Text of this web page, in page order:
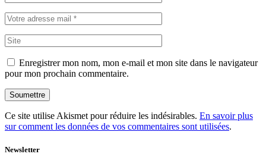
Enregistrer mon nom, mon e-mail et mon site dans le navigateur
pour mon prochain commentaire.
Soumettre
Ce site utilise Akismet pour réduire les indésirables. En savoir plus
sur comment les données de vos commentaires sont utilisées.
Newsletter